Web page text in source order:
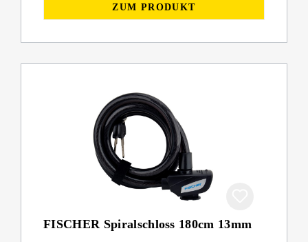
ZUM PRODUKT
FISCHER Spiralschloss 180cm 13mm